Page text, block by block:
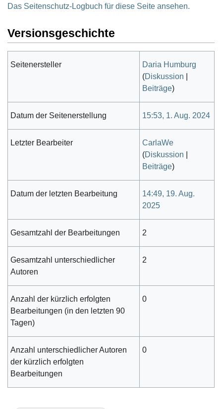
Das Seitenschutz-Logbuch für diese Seite ansehen.
Versionsgeschichte
Seitenersteller
Daria Humburg
(Diskussion
Beiträge)
Datum der Seitenerstellung 15:53, 1. Aug. 2024
Letzter Bearbeiter
CarlaWe
(Diskussion
Beiträge)
Datum der letzten Bearbeitung
14:49, 19. Aug.
2025
Gesamtzahl der Bearbeitungen 2
Gesamtzahl unterschiedlicher
Autoren
2
Anzahl der kürzlich erfolgten
Bearbeitungen (in den letzten 90
Tagen)
0
Anzahl unterschiedlicher Autoren
der kürzlich erfolgten
Bearbeitungen
0